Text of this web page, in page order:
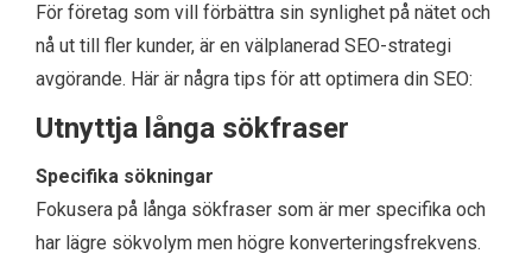
För företag som vill förbättra sin synlighet på nätet och
nå ut till fler kunder, är en välplanerad SEO-strategi
avgörande. Här är några tips för att optimera din SEO:
Utnyttja långa sökfraser
Specifika sökningar
Fokusera på långa sökfraser som är mer specifika och
har lägre sökvolym men högre konverteringsfrekvens.